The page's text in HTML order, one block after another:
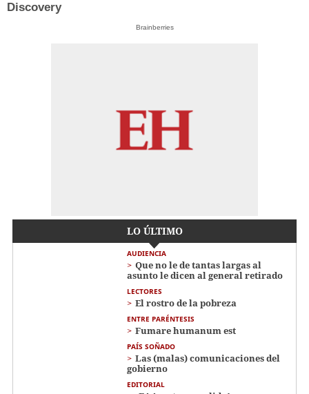
Discovery
Brainberries
LO ÚLTIMO
AUDIENCIA
Que no le de tantas largas al
asunto le dicen al general retirado
LECTORES
El rostro de la pobreza
ENTRE PARÉNTESIS
Fumare humanum est
PAÍS SOÑADO
Las (malas) comunicaciones del
gobierno
EDITORIAL